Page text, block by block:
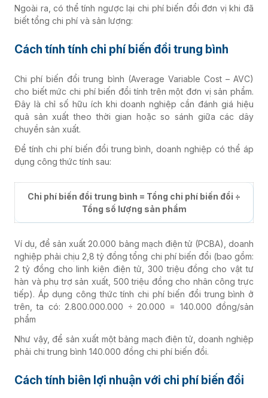
Ngoài ra, có thể tính ngược lại chi phí biến đổi đơn vị khi đã
biết tổng chi phí và sản lượng:
Cách tính tính chi phí biến đổi trung bình
Chi phí biến đổi trung bình (Average Variable Cost – AVC)
cho biết mức chi phí biến đổi tính trên một đơn vị sản phẩm.
Đây là chỉ số hữu ích khi doanh nghiệp cần đánh giá hiệu
quả sản xuất theo thời gian hoặc so sánh giữa các dây
chuyền sản xuất.
Để tính chi phí biến đổi trung bình, doanh nghiệp có thể áp
dụng công thức tính sau:
Chi phí biến đổi trung bình = Tổng chi phí biến đổi ÷
Tổng số lượng sản phẩm
Ví dụ, để sản xuất 20.000 bảng mạch điện tử (PCBA), doanh
nghiệp phải chịu 2,8 tỷ đồng tổng chi phí biến đổi (bao gồm:
2 tỷ đồng cho linh kiện điện tử, 300 triệu đồng cho vật tư
hàn và phụ trợ sản xuất, 500 triệu đồng cho nhân công trực
tiếp). Áp dụng công thức tính chi phí biến đổi trung bình ở
trên, ta có: 2.800.000.000 ÷ 20.000 = 140.000 đồng/sản
phẩm
Như vậy, để sản xuất một bảng mạch điện tử, doanh nghiệp
phải chi trung bình 140.000 đồng chi phí biến đổi.
Cách tính biên lợi nhuận với chi phí biến đổi